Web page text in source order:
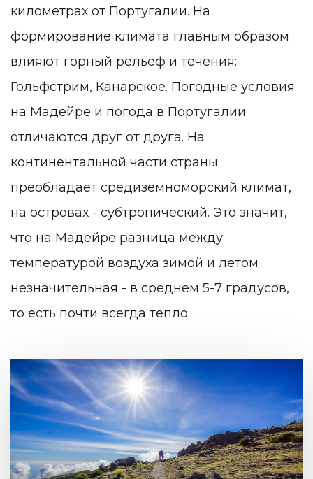
километрах от Португалии. На
формирование климата главным образом
влияют горный рельеф и течения:
Гольфстрим, Канарское. Погодные условия
на Мадейре и погода в Португалии
отличаются друг от друга. На
континентальной части страны
преобладает средиземноморский климат,
на островах - субтропический. Это значит,
что на Мадейре разница между
температурой воздуха зимой и летом
незначительная - в среднем 5-7 градусов,
то есть почти всегда тепло.